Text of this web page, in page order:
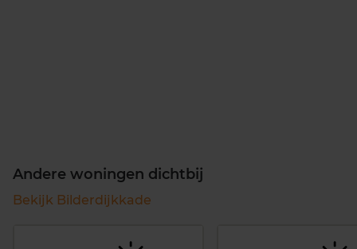
Andere woningen dichtbij
Bekijk Bilderdijkkade